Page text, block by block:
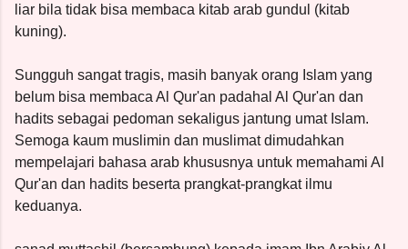
liar bila tidak bisa membaca kitab arab gundul (kitab
kuning).
Sungguh sangat tragis, masih banyak orang Islam yang
belum bisa membaca Al Qur'an padahal Al Qur'an dan
hadits sebagai pedoman sekaligus jantung umat Islam.
Semoga kaum muslimin dan muslimat dimudahkan
mempelajari bahasa arab khususnya untuk memahami Al
Qur'an dan hadits beserta prangkat-prangkat ilmu
keduanya.